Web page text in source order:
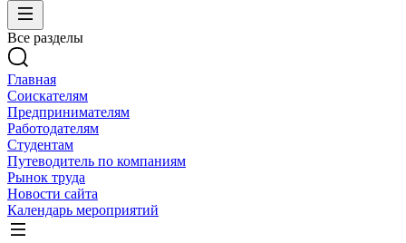
Все разделы
Главная
Соискателям
Предпринимателям
Работодателям
Студентам
Путеводитель по компаниям
Рынок труда
Новости сайта
Календарь мероприятий